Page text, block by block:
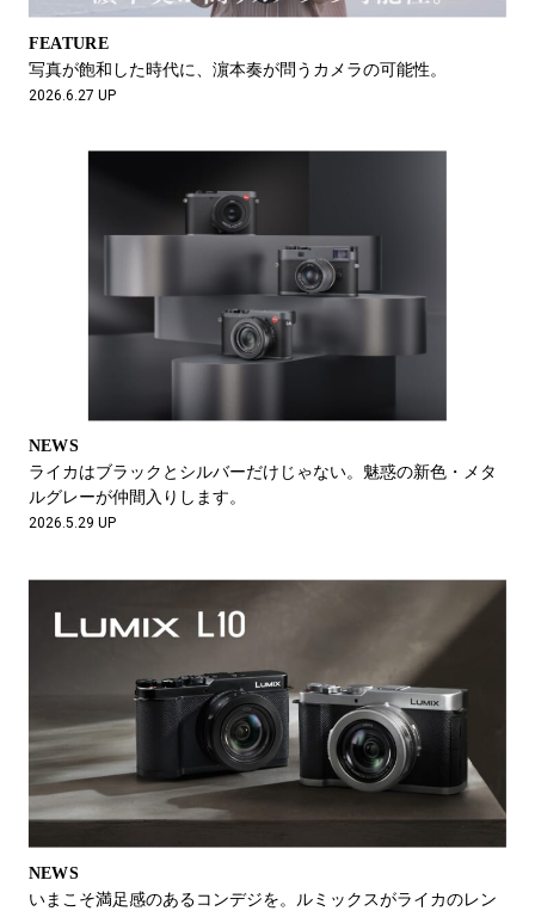
FEATURE
写真が飽和した時代に、濵本奏が問うカメラの可能性。
2026.6.27 UP
NEWS
ライカはブラックとシルバーだけじゃない。魅惑の新色・メタ
ルグレーが仲間入りします。
2026.5.29 UP
NEWS
いまこそ満足感のあるコンデジを。ルミックスがライカのレン